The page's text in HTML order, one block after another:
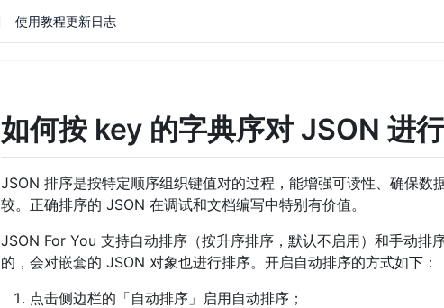
使用教程更新日志
如何按 key 的字典序对 JSON 进
JSON 排序是按特定顺序组织键值对的过程，能增强可读性、确保数
较。正确排序的 JSON 在调试和文档编写中特别有价值。
JSON For You 支持自动排序（按升序排序，默认不启用）和手动排
的，会对嵌套的 JSON 对象也进行排序。开启自动排序的方式如下：
点击侧边栏的「自动排序」启用自动排序；